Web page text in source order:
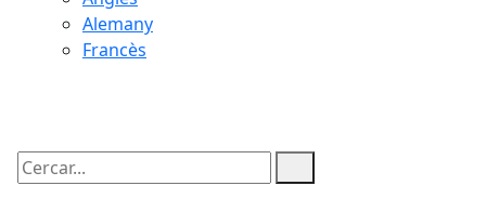
Alemany
Francès
Cercar: